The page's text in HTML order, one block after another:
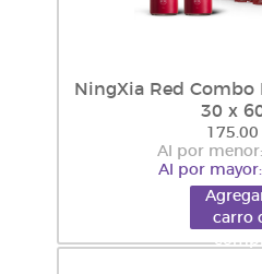
NingXia Red Combo
30 x
175.00
Al por
Al por
carro